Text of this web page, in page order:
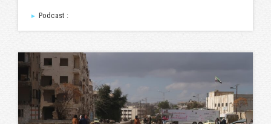
► Podcast :